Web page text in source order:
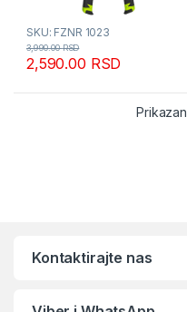
SKU: FZNR 1023
2,590.00 RSD
3,990.00RSD
Kontaktirajte nas